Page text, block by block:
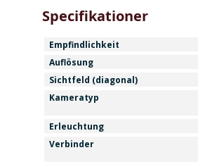
Specifikationer
Empfindlichkeit
Auflösung
Sichtfeld (diagonal)
Kameratyp
Erleuchtung
Verbinder